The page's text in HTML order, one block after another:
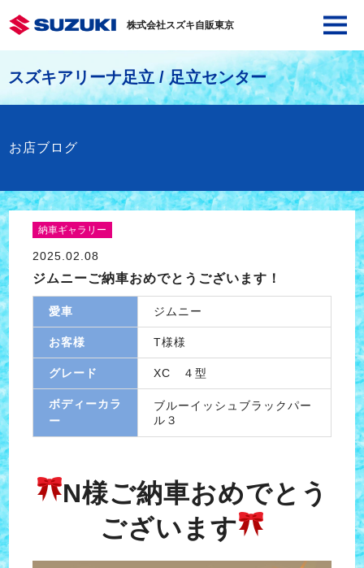
株式会社スズキ自販東京
スズキアリーナ足立 / 足立センター
お店ブログ
納車ギャラリー
2025.02.08
ジムニーご納車おめでとうございます！
愛車 ジムニー
お客様 T様様
グレード XC ４型
ボディーカラ
ー
ブルーイッシュブラックパー
ル３
N様ご納車おめでとう
ございます